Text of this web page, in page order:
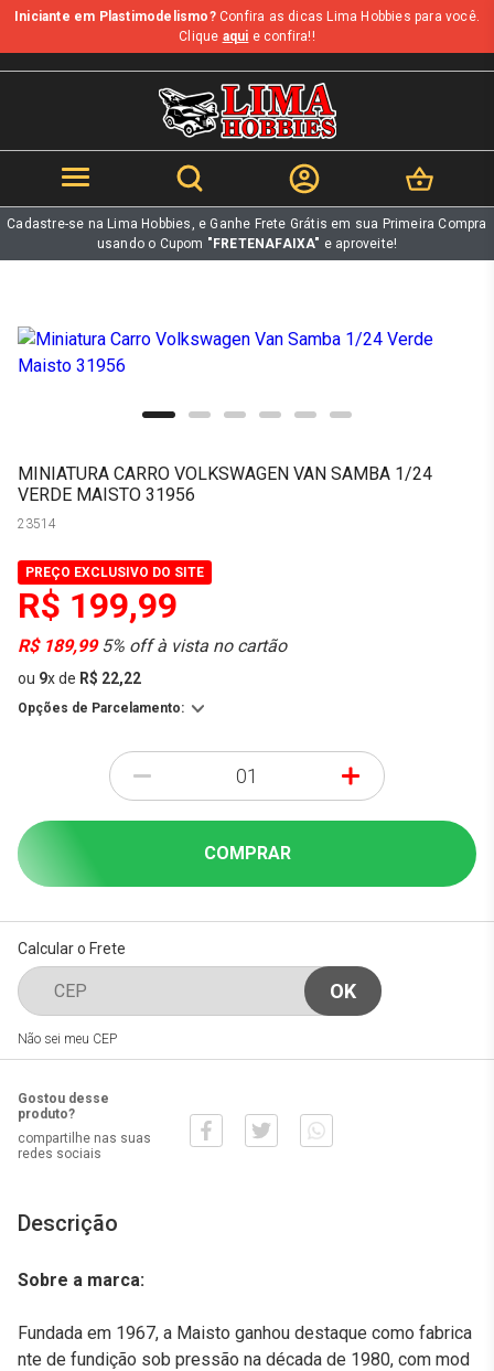
b
Iniciante em Plastimodelismo?Confira as dicas Lima Hobbies para você.
Clique aqui e confira!!
Cadastre-se na Lima Hobbies, e Ganhe Frete Grátis em sua Primeira Compra
usando o Cupom "FRETENAFAIXA" e aproveite!
MINIATURA CARRO VOLKSWAGEN VAN SAMBA 1/24
VERDE MAISTO 31956
23514
PREÇO EXCLUSIVO DO SITE
R$ 199,99
R$ 189,995% off à vista no cartão
ou 9xde R$ 22,22
Opções de Parcelamento:
- +
COMPRAR
Calcular o Frete
Não sei meu CEP
Gostou desse
produto?
compartilhe nas suas
redes sociais
Descrição
Sobre a marca:
Fundada em 1967, a Maisto ganhou destaque como fabrica
nte de fundição sob pressão na década de 1980, com mod